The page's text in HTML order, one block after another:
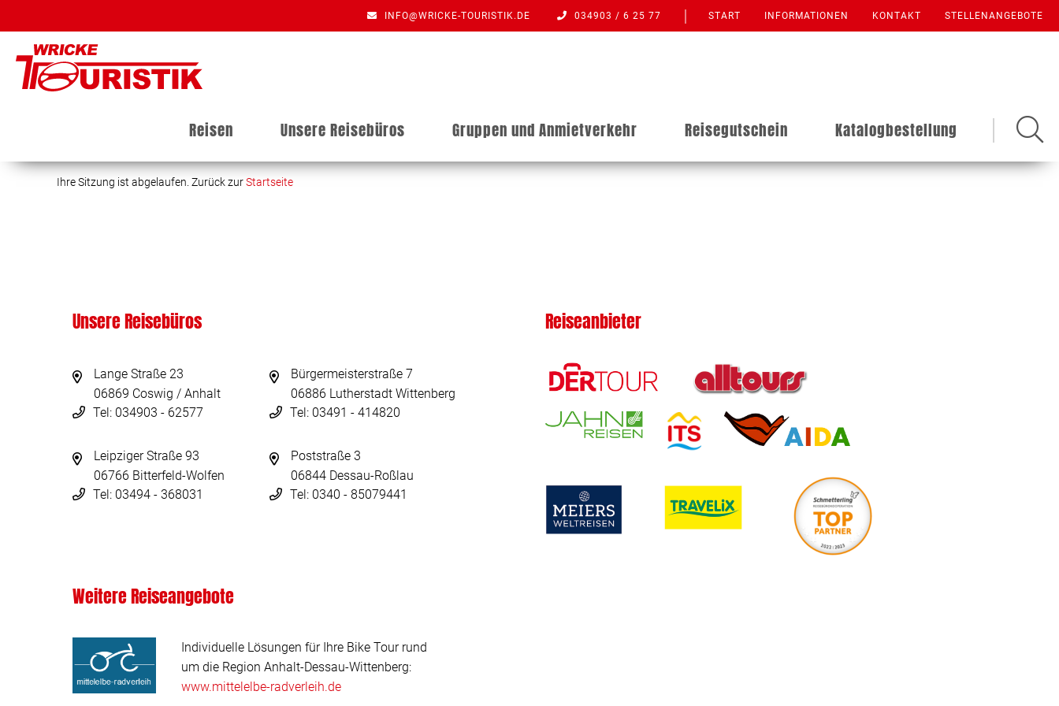
INFO@WRICKE-TOURISTIK.DE 034903 / 6 25 77 START INFORMATIONEN KONTAKT STELLENANGEBOTE
Reisen Unsere Reisebüros Gruppen und Anmietverkehr Reisegutschein Katalogbestellung
Ihre Sitzung ist abgelaufen. Zurück zurStartseite
Unsere Reisebüros
Lange Straße 23
06869 Coswig / Anhalt
Tel: 034903 - 62577
Bürgermeisterstraße 7
06886 Lutherstadt Wittenberg
Tel: 03491 - 414820
Leipziger Straße 93
06766 Bitterfeld-Wolfen
Tel: 03494 - 368031
Poststraße 3
06844 Dessau-Roßlau
Tel: 0340 - 85079441
Reiseanbieter
Weitere Reiseangebote
Individuelle Lösungen für Ihre Bike Tour rund
um die Region Anhalt-Dessau-Wittenberg:
www.mittelelbe-radverleih.de